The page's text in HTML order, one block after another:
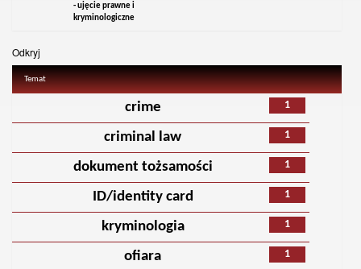
- ujęcie prawne i
kryminologiczne
Odkryj
Temat
1
crime
1
criminal law
1
dokument tożsamości
1
ID/identity card
1
kryminologia
1
ofiara